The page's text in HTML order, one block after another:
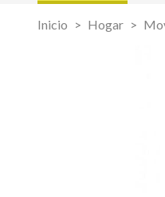
Inicio Hogar